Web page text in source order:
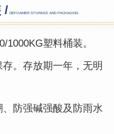
/ DEFOAMER STORAGE AND PACKAGING
1000KG塑料桶装。
。存放期一年，无明
防强碱强酸及防雨水